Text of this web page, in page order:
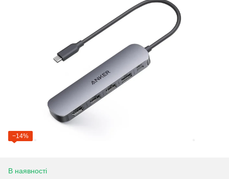
−14%
В наявності